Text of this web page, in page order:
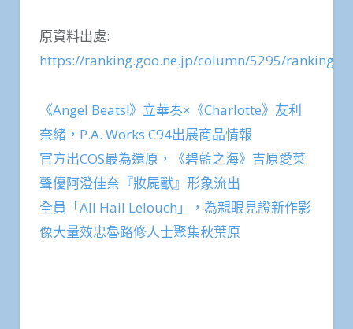
原資料出處:
https://ranking.goo.ne.jp/column/5295/ranking/
《Angel Beats!》立華奏×《Charlotte》友利
奈緒，P.A. Works C94出展商品情報
官方出COS最為還原，《碧藍之海》吉原愛菜
聲優阿澄佳奈『妝屍獸』形象流出
全員「All Hail Lelouch」，為親眼見證新作影
像大量效忠魯路修人士聚集秋葉原